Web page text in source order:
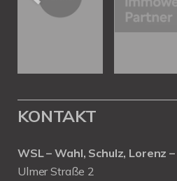
KONTAKT
WSL – Wahl, Schulz, Lorenz
Ulmer Straße 2